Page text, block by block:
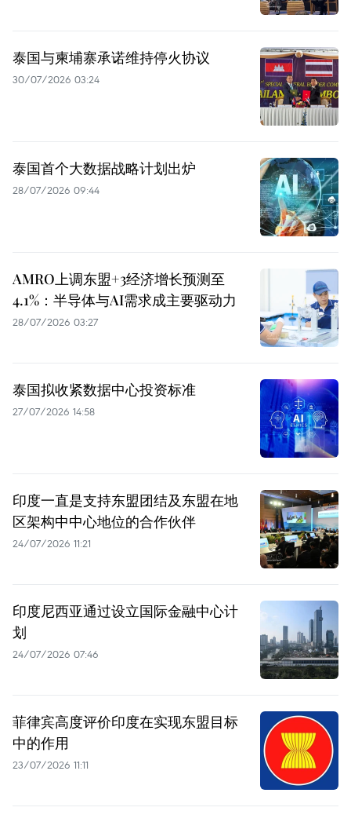
泰国与柬埔寨承诺维持停火协议
30/07/2026 03:24
泰国首个大数据战略计划出炉
28/07/2026 09:44
AMRO上调东盟+3经济增长预测至
4.1%：半导体与AI需求成主要驱动力
28/07/2026 03:27
泰国拟收紧数据中心投资标准
27/07/2026 14:58
印度一直是支持东盟团结及东盟在地
区架构中中心地位的合作伙伴
24/07/2026 11:21
印度尼西亚通过设立国际金融中心计
划
24/07/2026 07:46
菲律宾高度评价印度在实现东盟目标
中的作用
23/07/2026 11:11